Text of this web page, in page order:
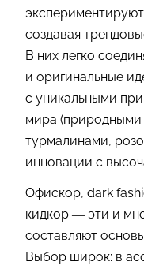
создавая
В них легко
и оригинальные
с уникальными
мира
турмалинами,
инновации с
Офискор, dark
кидкор — эти и
составляют
Выбор широк: в